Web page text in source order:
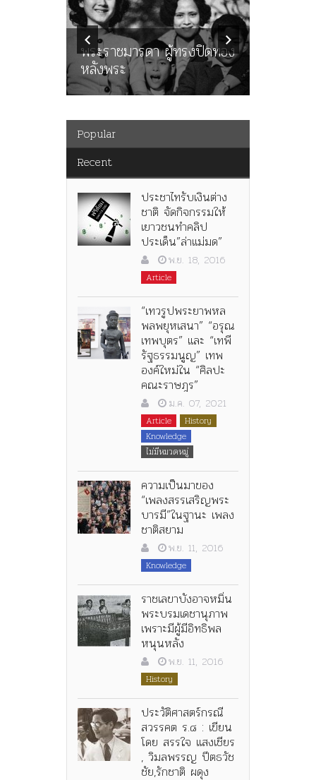
พระราชมารดา ผู้ทรงปิดทอง
หลังพระ
Popular
Recent
ประชาไทรับเงินต่าง
ชาติ จัดกิจกรรมให้
เยาวชนทำคลิป
ประเด็น”ล่าแม่มด”
พ.ย. 18, 2016
Article
“เทวรูปพระยาพหล
พลพยุหเสนา” “อรุณ
เทพบุตร” และ “เทพี
รัฐธรรมนูญ” เทพ
องค์ใหม่ใน “ศิลปะ
คณะราษฎร”
ม.ค. 07, 2021
Article
History
Knowledge
ไม่มีหมวดหมู่
ความเป็นมาของ
“เพลงสรรเสริญพระ
บารมี”ในฐานะ เพลง
ชาติสยาม
พ.ย. 11, 2016
Knowledge
ราชเลขาบังอาจหมิ่น
พระบรมเดชานุภาพ
เพราะมีผู้มีอิทธิพล
หนุนหลัง
พ.ย. 11, 2016
History
ประวัติศาสตร์กรณี
สวรรคต ร.๘ : เขียน
โดย สรรใจ แสงเชียร
, วิมลพรรญ ปีตธวัช
ชัย,รักชาติ ผดุง